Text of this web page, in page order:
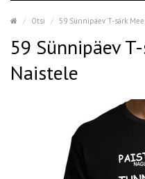
Otsi 59 Sünnipäev T-särk
59 Sünnipäev
Naistele